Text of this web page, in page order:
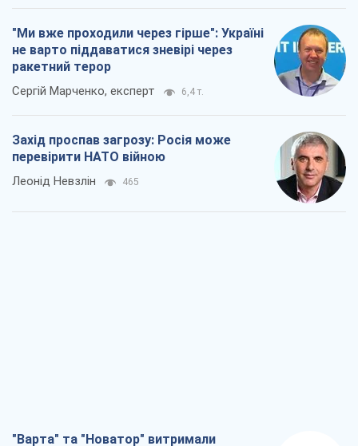
"Ми вже проходили через гірше": Україні
не варто піддаватися зневірі через
ракетний терор
Сергій Марченко, експерт 6,4 т.
Захід проспав загрозу: Росія може
перевірити НАТО війною
Леонід Невзлін 465
"Варта" та "Новатор" витримали